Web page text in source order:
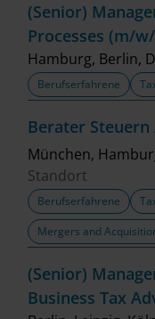
Top Trends
(Senior)
Processes (m/
Hamburg, Berlin,
Berufserfahrene
Berater
München,
Standort
Berufserfahrene
Mergers and
(Senior)
Business Tax